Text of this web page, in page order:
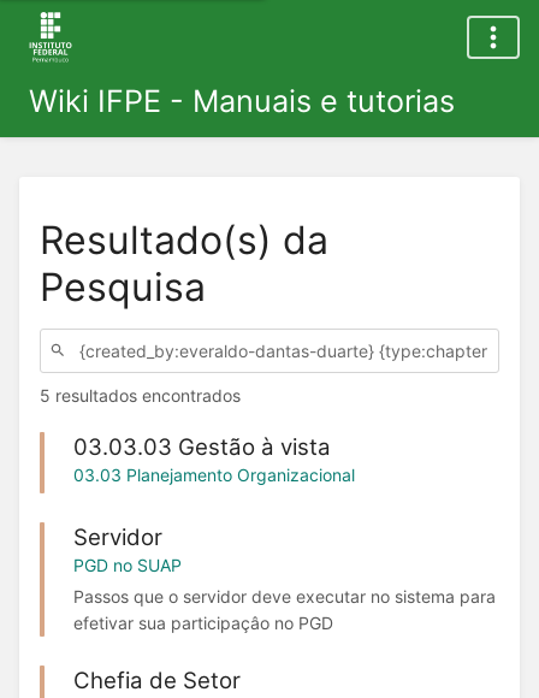
Wiki IFPE - Manuais e tutorias
Resultado(s) da
Pesquisa
5 resultados encontrados
03.03.03 Gestão à vista
03.03 Planejamento Organizacional
Servidor
PGD no SUAP
Passos que o servidor deve executar no sistema para
efetivar sua participaçâo no PGD
Chefia de Setor